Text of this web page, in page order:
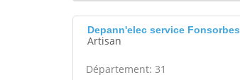
Depann'elec service Fonsorbes
Artisan
Département: 31